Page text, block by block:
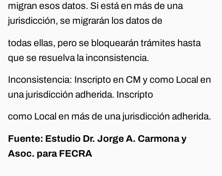
migran esos datos. Si está en más de una
jurisdicción, se migrarán los datos de
todas ellas, pero se bloquearán trámites hasta
que se resuelva la inconsistencia.
Inconsistencia: Inscripto en CM y como Local en
una jurisdicción adherida. Inscripto
como Local en más de una jurisdicción adherida.
Fuente: Estudio Dr. Jorge A. Carmona y
Asoc. para FECRA